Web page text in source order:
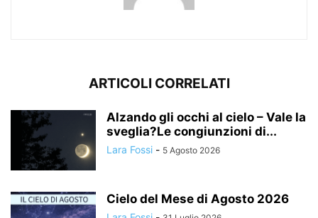
ARTICOLI CORRELATI
Alzando gli occhi al cielo – Vale la
sveglia?Le congiunzioni di...
Lara Fossi - 5 Agosto 2026
Cielo del Mese di Agosto 2026